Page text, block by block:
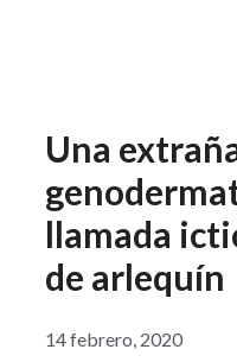
Una
llamada
de arlequín
14 febrero, 2020